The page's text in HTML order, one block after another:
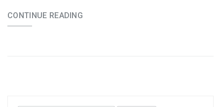
CONTINUE READING